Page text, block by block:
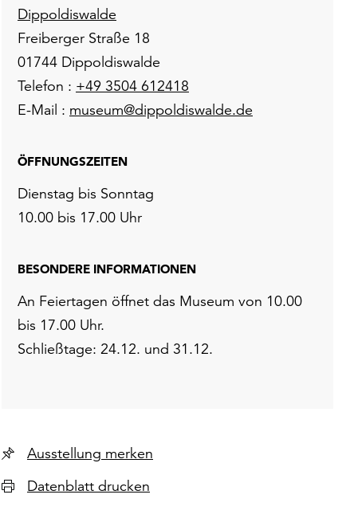
Dippoldiswalde
Freiberger Straße 18
01744 Dippoldiswalde
Telefon : +49 3504 612418
E-Mail : museum@dippoldiswalde.de
ÖFFNUNGSZEITEN
Dienstag bis Sonntag
10.00 bis 17.00 Uhr
BESONDERE INFORMATIONEN
An Feiertagen öffnet das Museum von 10.00
bis 17.00 Uhr.
Schließtage: 24.12. und 31.12.
Ausstellung merken
Datenblatt drucken